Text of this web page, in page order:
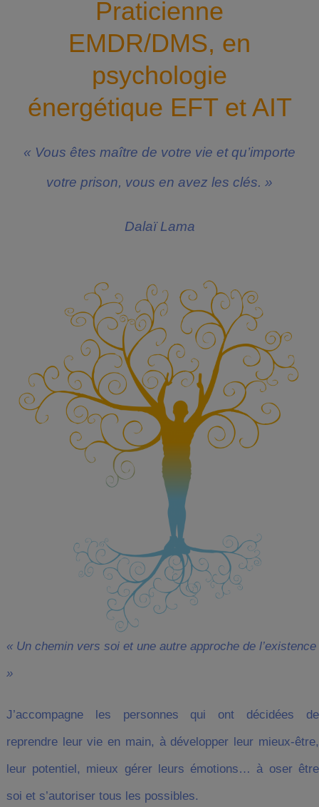
Praticienne
EMDR/DMS, en
psychologie
énergétique EFT et AIT
« Vous êtes maître de votre vie et qu’importe
votre prison, vous en avez les clés. »
Dalaï Lama
« Un chemin vers soi et une autre approche de l’existence
»
J’accompagne les personnes qui ont décidées de
reprendre leur vie en main, à développer leur mieux-être,
leur potentiel, mieux gérer leurs émotions… à oser être
soi et s’autoriser tous les possibles.